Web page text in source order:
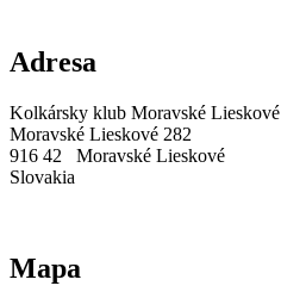
Adresa
Kolkársky klub Moravské Lieskové
Moravské Lieskové 282
916 42 Moravské Lieskové
Slovakia
Mapa